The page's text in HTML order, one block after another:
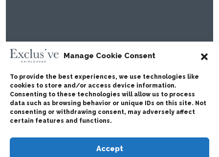
Manage Cookie Consent
To provide the best experiences, we use technologies like
cookies to store and/or access device information.
Consenting to these technologies will allow us to process
data such as browsing behavior or unique IDs on this site. Not
consenting or withdrawing consent, may adversely affect
certain features and functions.
Accept